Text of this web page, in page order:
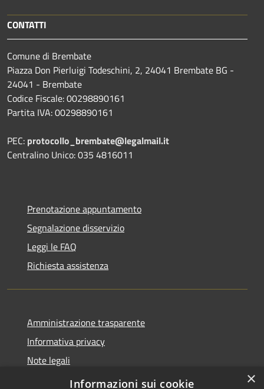
CONTATTI
Comune di Brembate
Piazza Don Pierluigi Todeschini, 2, 24041 Brembate BG -
24041 - Brembate
Codice Fiscale: 00298890161
Partita IVA: 00298890161
PEC: protocollo_brembate@legalmail.it
Centralino Unico: 035 4816011
Prenotazione appuntamento
Segnalazione disservizio
Leggi le FAQ
Richiesta assistenza
Amministrazione trasparente
Informativa privacy
Note legali
Dichiarazione di accessibilità
×
Informazioni sui cookie